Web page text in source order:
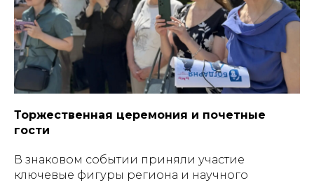
Торжественная церемония и почетные
гости
В знаковом событии приняли участие
ключевые фигуры региона и научного